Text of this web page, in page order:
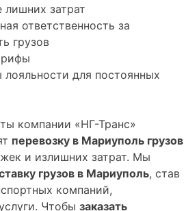
лишних затрат
ответственность за
грузов
для постоянных
компании «НГ-Транс»
перевозку в Мариуполь грузов
и излишних затрат. Мы
грузов в Мариуполь, став
компаний,
Чтобы заказать